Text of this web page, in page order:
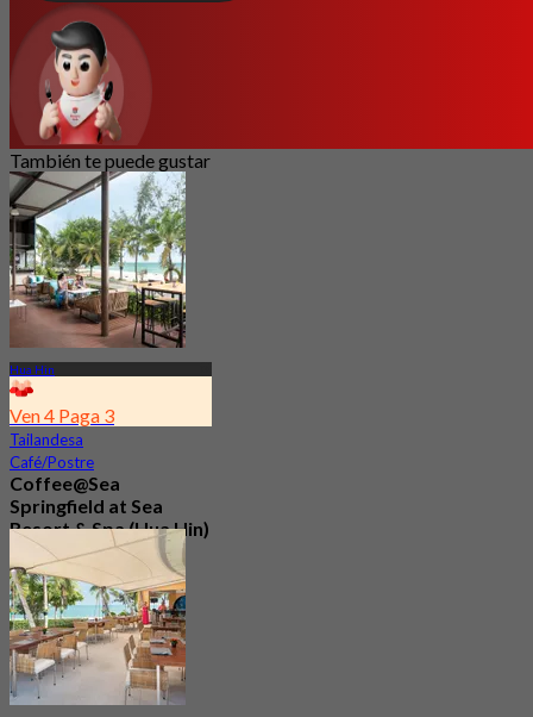
También te puede gustar
Hua Hin
Ven 4 Paga 3
Tailandesa
Café/Postre
Coffee@Sea
Springfield at Sea
Resort & Spa (Hua Hin)
4.9
37 Reservado
Desde฿ 449.25